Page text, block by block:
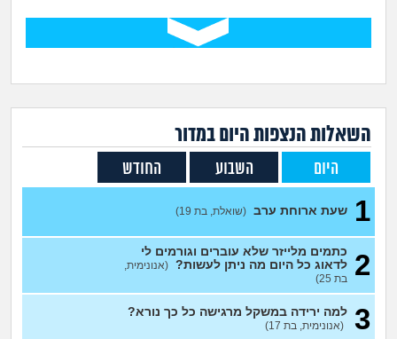
מדורים
זוגיות
הורות ומשפחה
מהבקו"ם... ועד מתי?!
לימודים וסטודנטים
חיפוש שאלות
הרשמה
(הייהיי, בת 22)
השאלות הנצפות היוםבמדור
היום השבוע החודש
1 שעת ארוחת ערב (שואלת, בת 19)
2
כתמים מלייזר שלא עוברים וגורמים לי
לדאוג כל היום מה ניתן לעשות? (אנונימית,
בת 25)
3 למה ירידה במשקל מרגישה כל כך נורא?
(אנונימית, בת 17)